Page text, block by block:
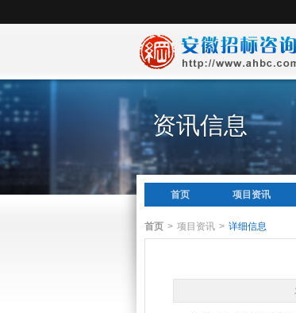
资讯信息
首页 项目资讯
首页 > 项目资讯 > 详细信息